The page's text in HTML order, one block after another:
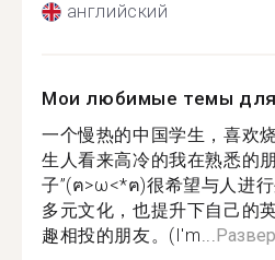
английский
Мои любимые темы для
一个慢热的中国学生，喜欢
生人看来高冷的我在熟悉的
子”(ฅ>ω<*ฅ)很希望与人进
多元文化，也提升下自己的
趣相投的朋友。(I'm...